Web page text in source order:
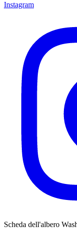
Instagram
Scheda dell'albero